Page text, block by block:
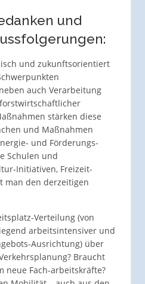
und
und zukunftsorientiert
auch Verarbeitung
stärken diese
und Maßnahmen
und Förderungs-
Schulen und
Initiativen, Freizeit-
man den derzeitigen
Verteilung (von
arbeitsintensiver und
Ausrichtung) über
Braucht
neue Fach-arbeitskräfte?